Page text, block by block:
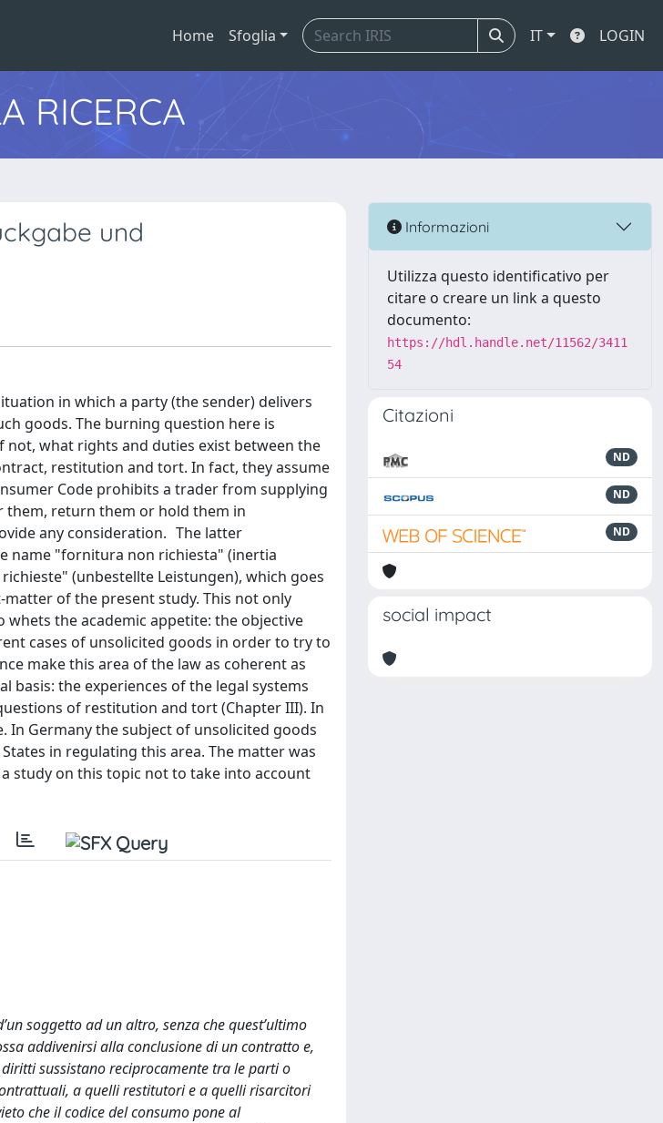
Home Sfoglia IT LOGIN
RICERCA
und
in which a party (the sender) delivers
goods. The burning question here is
what rights and duties exist between the
restitution and tort. In fact, they assume
Code prohibits a trader from supplying
them, return them or hold them in
any consideration. The latter
name "fornitura non richiesta" (inertia
(unbestellte Leistungen), which goes
of the present study. This not only
the academic appetite: the objective
cases of unsolicited goods in order to try to
make this area of the law as coherent as
basis: the experiences of the legal systems
of restitution and tort (Chapter III). In
In Germany the subject of unsolicited goods
in regulating this area. The matter was
study on this topic not to take into account
soggetto ad un altro, senza che quest’ultimo
addivenirsi alla conclusione di un contratto e,
sussistano reciprocamente tra le parti o
a quelli restitutori e a quelli risarcitori
che il codice del consumo pone al
Informazioni
Utilizza questo identificativo per
citare o creare un link a questo
documento:
https://hdl.handle.net/11562/3411
54
Citazioni
ND
ND
ND
social impact